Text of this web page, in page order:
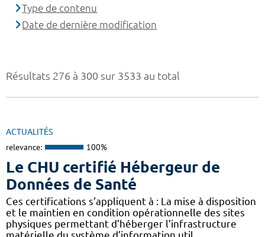
Résultats 276 à 300 sur 3533 au total
ACTUALITÉS
relevance: 100%
Le CHU certifié Hébergeur de
Données de Santé
Ces certifications s’appliquent à : La mise à disposition
et le maintien en condition opérationnelle des sites
physiques permettant d’héberger l’infrastructure
Type de contenu
Date de dernière modification